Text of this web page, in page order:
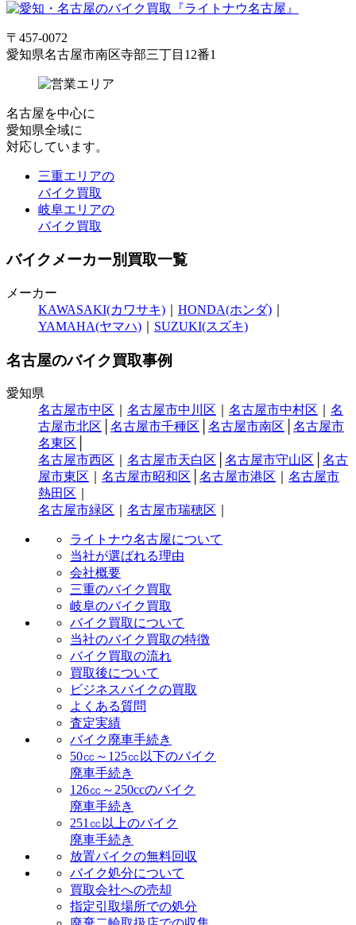
〒457-0072
愛知県名古屋市南区寺部三丁目12番1
名古屋を中心に
愛知県全域に
対応しています。
三重エリアの
バイク買取
岐阜エリアの
バイク買取
バイクメーカー別買取一覧
メーカー
KAWASAKI(カワサキ)
HONDA(ホンダ)
YAMAHA(ヤマハ)
SUZUKI(スズキ)
名古屋のバイク買取事例
愛知県
名古屋市中区
名古屋市中川区 名古屋市中村区
名
古屋市北区
名古屋市千種区 名古屋市南区
名古屋市
名東区
名古屋市西区
名古屋市天白区 名古屋市守山区
名古
屋市東区
名古屋市昭和区 名古屋市港区
名古屋市
熱田区
名古屋市緑区
名古屋市瑞穂区
ライトナウ名古屋について
当社が選ばれる理由
会社概要
三重のバイク買取
岐阜のバイク買取
バイク買取について
当社のバイク買取の特徴
バイク買取の流れ
買取後について
ビジネスバイクの買取
よくある質問
査定実績
バイク廃車手続き
50㏄～125㏄以下のバイク
廃車手続き
126㏄～250ccのバイク
廃車手続き
251㏄以上のバイク
廃車手続き
放置バイクの無料回収
バイク処分について
買取会社への売却
指定引取場所での処分